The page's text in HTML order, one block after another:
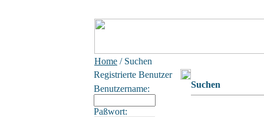
Home / Suchen
Registrierte Benutzer
Benutzername:
Paßwort:
Suchen